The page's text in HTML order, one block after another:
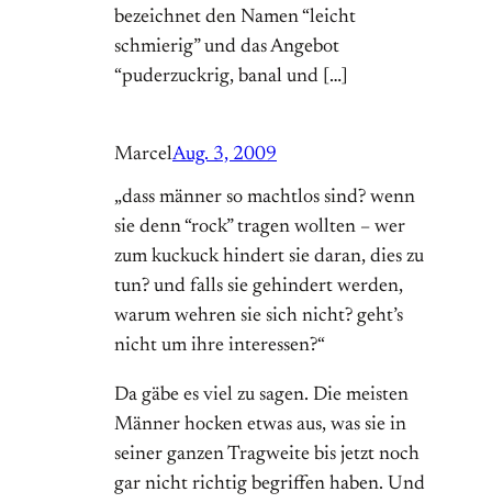
bezeichnet den Namen “leicht
schmierig” und das Angebot
“puderzuckrig, banal und […]
MarcelAug. 3, 2009
„dass männer so machtlos sind? wenn
sie denn “rock” tragen wollten – wer
zum kuckuck hindert sie daran, dies zu
tun? und falls sie gehindert werden,
warum wehren sie sich nicht? geht’s
nicht um ihre interessen?“
Da gäbe es viel zu sagen. Die meisten
Männer hocken etwas aus, was sie in
seiner ganzen Tragweite bis jetzt noch
gar nicht richtig begriffen haben. Und